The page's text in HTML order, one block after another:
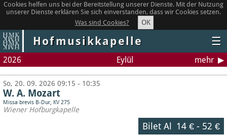
Cookies helfen uns bei der Bereitstellung unserer Dienste. Mit der Nutzung
unserer Dienste erklären Sie sich einverstanden, dass wir Cookies setzen.
Was sind Cookies?
OK
Hofmusikkapelle ☰
2026 Eylül mehr
So, 20. 09. 2026 09:15 - 10:35
W. A. Mozart
Missa brevis B-Dur, KV 275
Wiener Hofburgkapelle
Bilet Al 14 €- 52 €